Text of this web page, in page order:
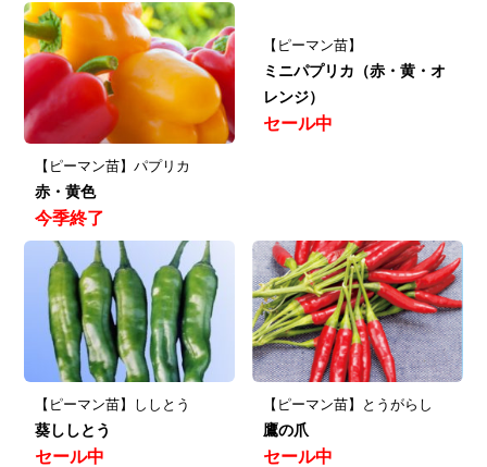
【ピーマン苗】パプリカ
赤・黄色
今季終了
【ピーマン苗】
ミニパプリカ（赤・黄・オ
レンジ）
セール中
【ピーマン苗】ししとう
葵ししとう
セール中
【ピーマン苗】とうがらし
鷹の爪
セール中